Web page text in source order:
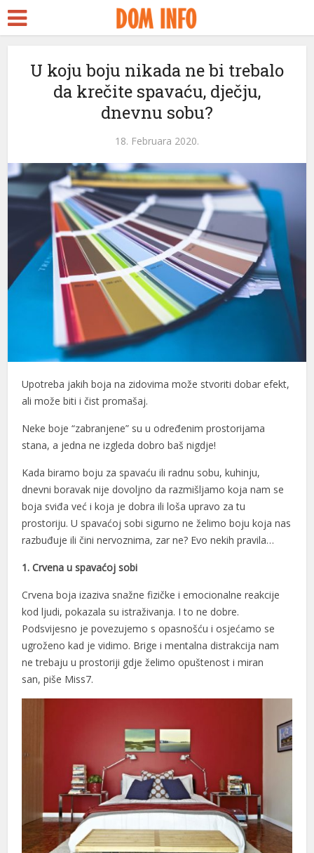
U koju boju nikada ne bi trebalo
da krečite spavaću, dječju,
dnevnu sobu?
18. Februara 2020.
Upotreba jakih boja na zidovima može stvoriti dobar efekt,
ali može biti i čist promašaj.
Neke boje “zabranjene” su u određenim prostorijama
stana, a jedna ne izgleda dobro baš nigdje!
Kada biramo boju za spavaću ili radnu sobu, kuhinju,
dnevni boravak nije dovoljno da razmišljamo koja nam se
boja sviđa već i koja je dobra ili loša upravo za tu
prostoriju. U spavaćoj sobi sigurno ne želimo boju koja nas
razbuđuje ili čini nervoznima, zar ne? Evo nekih pravila…
1. Crvena u spavaćoj sobi
Crvena boja izaziva snažne fizičke i emocionalne reakcije
kod ljudi, pokazala su istraživanja. I to ne dobre.
Podsvijesno je povezujemo s opasnošću i osjećamo se
ugroženo kad je vidimo. Brige i mentalna distrakcija nam
ne trebaju u prostoriji gdje želimo opuštenost i miran
san, piše Miss7.